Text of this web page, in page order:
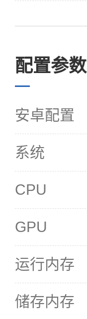
配置参数
安卓配置
系统
CPU
GPU
运行内存
储存内存